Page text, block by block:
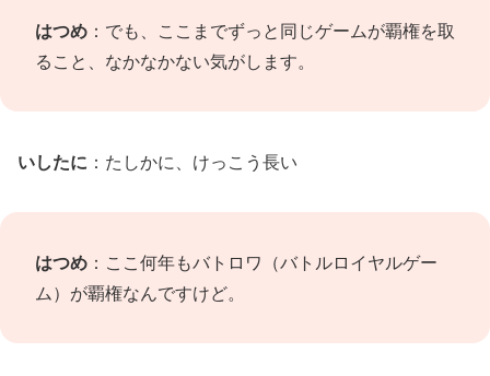
はつめ ：でも、ここまでずっと同じゲームが覇権を取
ること、なかなかない気がします。
いしたに ：たしかに、けっこう長い
はつめ ：ここ何年もバトロワ（バトルロイヤルゲー
ム）が覇権なんですけど。